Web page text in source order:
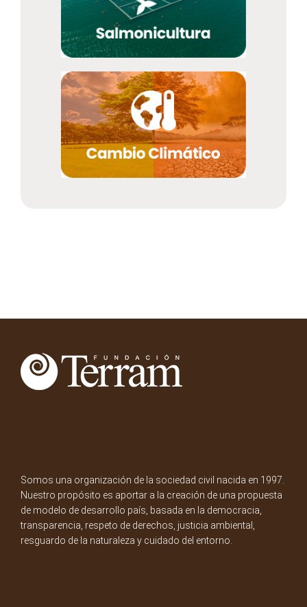
Somos una organización de la sociedad civil nacida en 1997.
Nuestro propósito es aportar a la creación de una propuesta
de modelo de desarrollo país, basada en la democracia,
transparencia, respeto de derechos, justicia ambiental,
resguardo de la naturaleza y cuidado del entorno.